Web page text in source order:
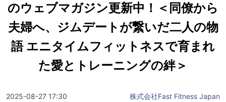
のウェブマガジン更新中！＜同僚から
夫婦へ、ジムデートが繋いだ二人の物
語 エニタイムフィットネスで育まれ
た愛とトレーニングの絆＞
2025-08-27 17:30 株式会社Fast Fitness Japan